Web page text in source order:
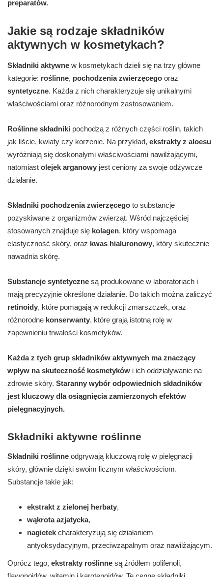
preparatów.
Jakie są rodzaje składników
aktywnych w kosmetykach?
Składniki aktywne w kosmetykach dzieli się na trzy główne
kategorie: roślinne, pochodzenia zwierzęcego oraz
syntetyczne. Każda z nich charakteryzuje się unikalnymi
właściwościami oraz różnorodnym zastosowaniem.
Roślinne składniki pochodzą z różnych części roślin, takich
jak liście, kwiaty czy korzenie. Na przykład, ekstrakty z aloesu
wyróżniają się doskonałymi właściwościami nawilżającymi,
natomiast olejek arganowy jest ceniony za swoje odżywcze
działanie.
Składniki pochodzenia zwierzęcego to substancje
pozyskiwane z organizmów zwierząt. Wśród najczęściej
stosowanych znajduje się kolagen, który wspomaga
elastyczność skóry, oraz kwas hialuronowy, który skutecznie
nawadnia skórę.
Substancje syntetyczne są produkowane w laboratoriach i
mają precyzyjnie określone działanie. Do takich można zaliczyć
retinoidy, które pomagają w redukcji zmarszczek, oraz
różnorodne konserwanty, które grają istotną rolę w
zapewnieniu trwałości kosmetyków.
Każda z tych grup składników aktywnych ma znaczący
wpływ na skuteczność kosmetyków i ich oddziaływanie na
zdrowie skóry. Staranny wybór odpowiednich składników
jest kluczowy dla osiągnięcia zamierzonych efektów
pielęgnacyjnych.
Składniki aktywne roślinne
Składniki roślinne odgrywają kluczową rolę w pielęgnacji
skóry, głównie dzięki swoim licznym właściwościom.
Substancje takie jak:
ekstrakt z zielonej herbaty,
wąkrota azjatycka,
nagietek charakteryzują się działaniem
antyoksydacyjnym, przeciwzapalnym oraz nawilżającym.
Oprócz tego, ekstrakty roślinne są źródłem polifenoli,